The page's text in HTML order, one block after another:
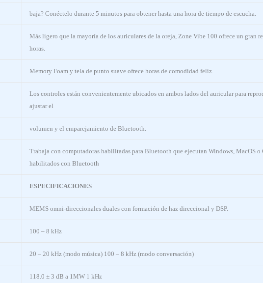
baja? Conéctelo durante 5 minutos para obtener hasta una hora de tiempo de escucha.
Más ligero que la mayoría de los auriculares de la oreja, Zone Vibe 100 ofrece un gran
horas.
Memory Foam y tela de punto suave ofrece horas de comodidad feliz.
Los controles están convenientemente ubicados en ambos lados del auricular para
ajustar el
volumen y el emparejamiento de Bluetooth.
Trabaja con computadoras habilitadas para Bluetooth que ejecutan Windows, MacOS
habilitados con Bluetooth
ESPECIFICACIONES
MEMS omni-direccionales duales con formación de haz direccional y DSP.
100 – 8 kHz
20 – 20 kHz (modo música) 100 – 8 kHz (modo conversación)
118.0 ± 3 dB a 1MW 1 kHz